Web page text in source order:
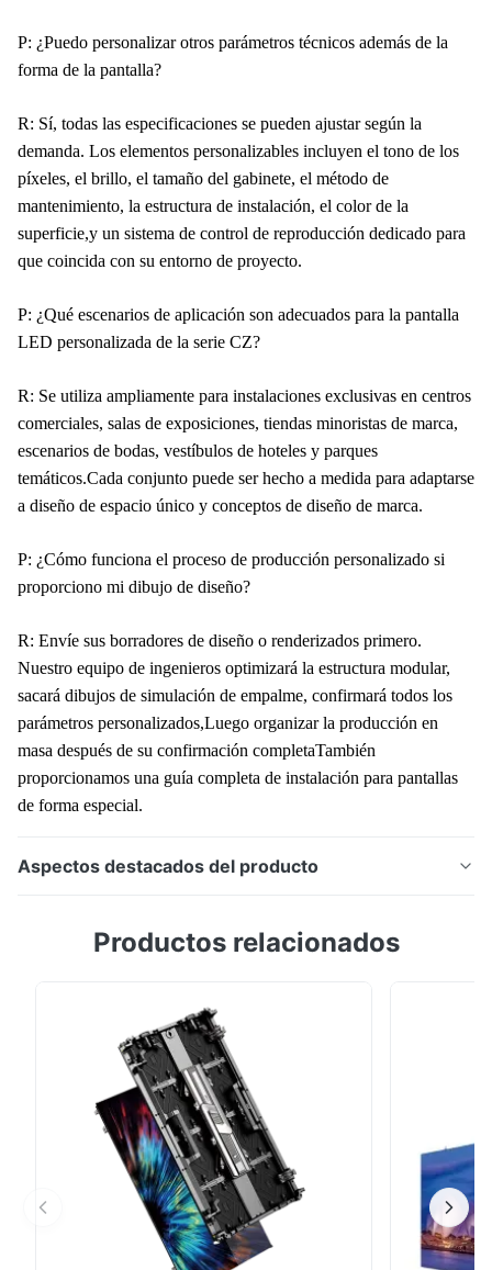
P: ¿Puedo personalizar otros parámetros técnicos además de la
forma de la pantalla?
R: Sí, todas las especificaciones se pueden ajustar según la
demanda. Los elementos personalizables incluyen el tono de los
píxeles, el brillo, el tamaño del gabinete, el método de
mantenimiento, la estructura de instalación, el color de la
superficie,y un sistema de control de reproducción dedicado para
que coincida con su entorno de proyecto.
P: ¿Qué escenarios de aplicación son adecuados para la pantalla
LED personalizada de la serie CZ?
R: Se utiliza ampliamente para instalaciones exclusivas en centros
comerciales, salas de exposiciones, tiendas minoristas de marca,
escenarios de bodas, vestíbulos de hoteles y parques
temáticos.Cada conjunto puede ser hecho a medida para adaptarse
a diseño de espacio único y conceptos de diseño de marca.
P: ¿Cómo funciona el proceso de producción personalizado si
proporciono mi dibujo de diseño?
R: Envíe sus borradores de diseño o renderizados primero.
Nuestro equipo de ingenieros optimizará la estructura modular,
sacará dibujos de simulación de empalme, confirmará todos los
parámetros personalizados,Luego organizar la producción en
masa después de su confirmación completaTambién
proporcionamos una guía completa de instalación para pantallas
de forma especial.
Aspectos destacados del producto
especiales ilimitadas, incluidas triángulo, trompeta,
delantero y trasero y material retardante de fuego,
ofrece una imagen llamativa única para cualquier
Productos relacionados